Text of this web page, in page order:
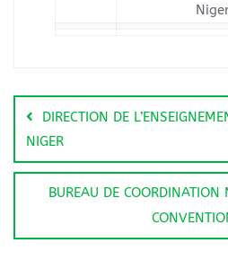
DIRECTION DE
NIGER
BUREAU DE COORDINATION